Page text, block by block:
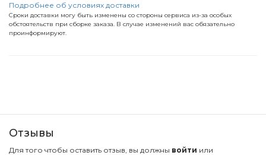
Подробнее об условиях доставки
Сроки доставки могу быть изменены со стороны сервиса из-за особых
обстоятельств при сборке заказа. В случае изменений вас обязательно
проинформируют.
Отзывы
Для того чтобы оставить отзыв, вы должны войти или